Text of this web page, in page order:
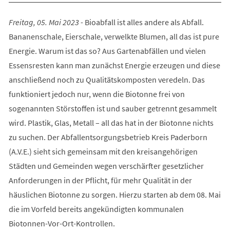
Freitag, 05. Mai 2023 -Bioabfall ist alles andere als Abfall.
Bananenschale, Eierschale, verwelkte Blumen, all das ist pure
Energie. Warum ist das so? Aus Gartenabfällen und vielen
Essensresten kann man zunächst Energie erzeugen und diese
anschließend noch zu Qualitätskomposten veredeln. Das
funktioniert jedoch nur, wenn die Biotonne frei von
sogenannten Störstoffen ist und sauber getrennt gesammelt
wird. Plastik, Glas, Metall – all das hat in der Biotonne nichts
zu suchen. Der Abfallentsorgungsbetrieb Kreis Paderborn
(A.V.E.) sieht sich gemeinsam mit den kreisangehörigen
Städten und Gemeinden wegen verschärfter gesetzlicher
Anforderungen in der Pflicht, für mehr Qualität in der
häuslichen Biotonne zu sorgen. Hierzu starten ab dem 08. Mai
die im Vorfeld bereits angekündigten kommunalen
Biotonnen-Vor-Ort-Kontrollen.